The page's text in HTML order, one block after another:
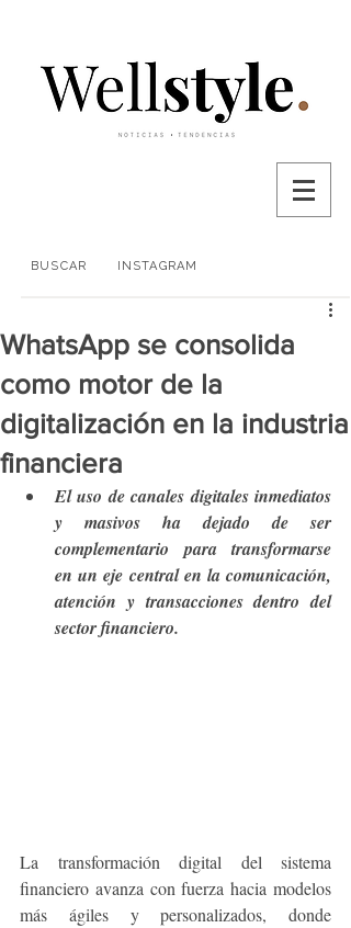
BUSCAR INSTAGRAM
WhatsApp se consolida
como motor de la
digitalización en la industria
financiera
El uso de canales digitales inmediatos
y masivos ha dejado de ser
complementario para transformarse
en un eje central en la comunicación,
atención y transacciones dentro del
sector financiero.
La transformación digital del sistema
financiero avanza con fuerza hacia modelos
más ágiles y personalizados, donde